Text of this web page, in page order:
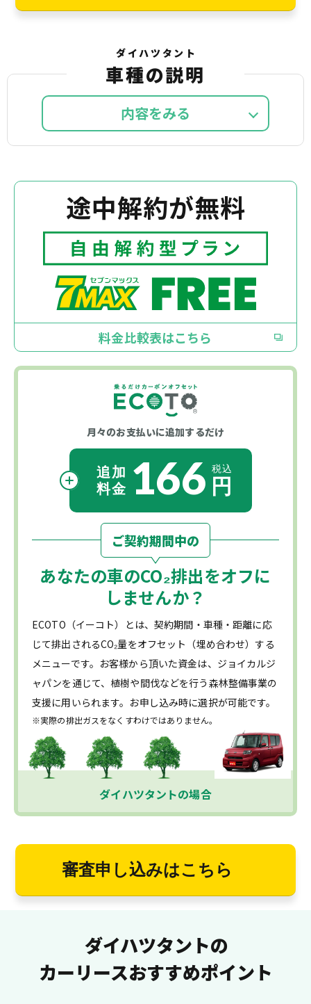
ダイハツタント
車種の説明
内容を
途中解約が無料
料金比較表はこちら
月々のお支払いに追加するだけ
166
ご契約期間中の
あなたの車のCO₂排出をオフに
しませんか？
ECOTO（イーコト）とは、契約期間・車種・距離に応
じて排出されるCO₂量をオフセット（埋め合わせ）する
メニューです。お客様から頂いた資金は、ジョイカルジ
ャパンを通じて、植樹や間伐などを行う森林整備事業の
支援に用いられます。お申し込み時に選択が可能です。
※実際の排出ガスをなくすわけではありません。
ダイハツタントの場合
審査申し込みはこちら
ダイハツタントの
カーリースおすすめポイント